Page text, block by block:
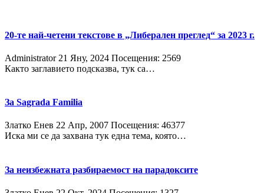
20-те най-четени текстове в „Либерален преглед“ за 2023 г.
Administrator 21 Яну, 2024 Посещения: 2569
Както заглавието подсказва, тук са…
За Sagrada Familia
Златко Енев 22 Апр, 2007 Посещения: 46377
Иска ми се да захвана тук една тема, която…
За неизбежната разбираемост на парадоксите